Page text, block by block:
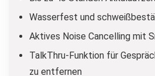
Wasserfest und
Aktives Noise Cancelling mit
TalkThru-Funktion für
zu entfernen